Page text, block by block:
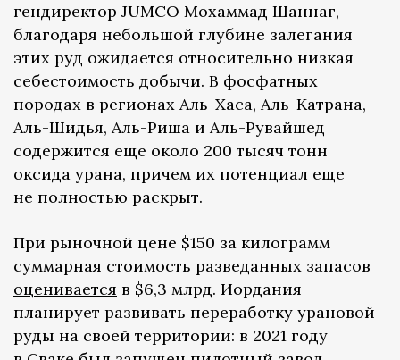
гендиректор JUMCO Мохаммад Шаннаг,
благодаря небольшой глубине залегания
этих руд ожидается относительно низкая
себестоимость добычи. В фосфатных
породах в регионах Аль-Хаса, Аль-Катрана,
Аль-Шидья, Аль-Риша и Аль-Рувайшед
содержится еще около 200 тысяч тонн
оксида урана, причем их потенциал еще
не полностью раскрыт.
При рыночной цене $150 за килограмм
суммарная стоимость разведанных запасов
оценивается в $6,3 млрд. Иордания
планирует развивать переработку урановой
руды на своей территории: в 2021 году